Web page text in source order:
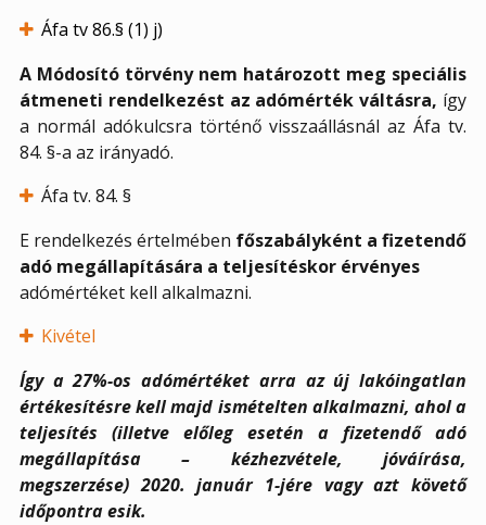
Áfa tv 86.§ (1) j)
A Módosító törvény nem határozott meg speciális
átmeneti rendelkezést az adómérték váltásra, így
a normál adókulcsra történő visszaállásnál az Áfa tv.
84. §-a az irányadó.
Áfa tv. 84. §
E rendelkezés értelmében főszabályként a fizetendő
adó megállapítására a teljesítéskor érvényes
adómértéket kell alkalmazni.
Kivétel
Így a 27%-os adómértéket arra az új lakóingatlan
értékesítésre kell majd ismételten alkalmazni, ahol a
teljesítés (illetve előleg esetén a fizetendő adó
megállapítása – kézhezvétele, jóváírása,
megszerzése) 2020. január 1-jére vagy azt követő
időpontra esik.